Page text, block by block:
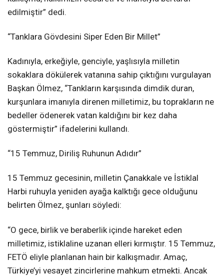
edilmiştir” dedi.
“Tanklara Gövdesini Siper Eden Bir Millet”
Kadınıyla, erkeğiyle, genciyle, yaşlısıyla milletin
sokaklara dökülerek vatanına sahip çıktığını vurgulayan
Başkan Ölmez, “Tankların karşısında dimdik duran,
kurşunlara imanıyla direnen milletimiz, bu toprakların ne
bedeller ödenerek vatan kaldığını bir kez daha
göstermiştir” ifadelerini kullandı.
“15 Temmuz, Diriliş Ruhunun Adıdır”
15 Temmuz gecesinin, milletin Çanakkale ve İstiklal
Harbi ruhuyla yeniden ayağa kalktığı gece olduğunu
belirten Ölmez, şunları söyledi:
“O gece, birlik ve beraberlik içinde hareket eden
milletimiz, istiklaline uzanan elleri kırmıştır. 15 Temmuz,
FETÖ eliyle planlanan hain bir kalkışmadır. Amaç,
Türkiye’yi vesayet zincirlerine mahkum etmekti. Ancak